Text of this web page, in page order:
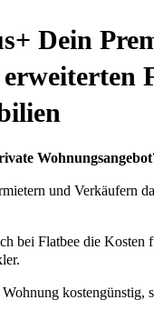
Dein
und Verkäufern
bei Flatbee die Kosten
kostengünstig,